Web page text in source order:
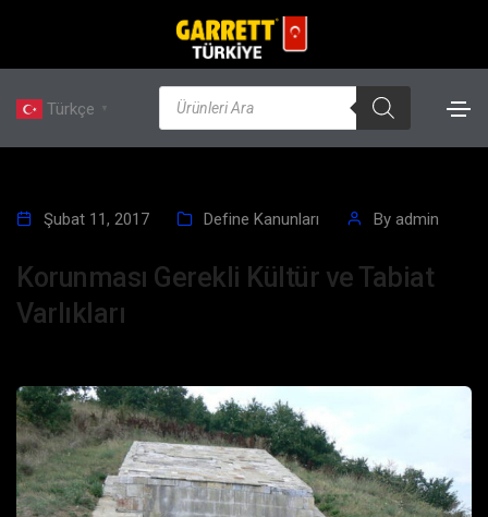
Türkçe ▼
Şubat 11, 2017 Define Kanunları By admin
Korunması Gerekli Kültür ve Tabiat
Varlıkları